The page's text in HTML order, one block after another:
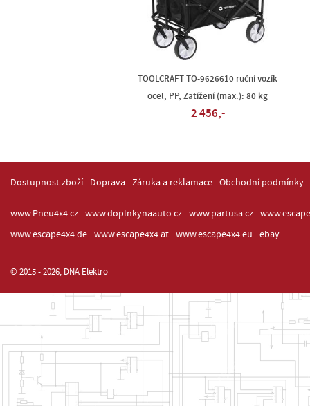
TOOLCRAFT TO-9626610 ruční vozík
ocel, PP, Zatížení (max.): 80 kg
2 456,-
Dostupnost zboží Doprava Záruka a reklamace Obchodní podmínky
www.Pneu4x4.cz www.doplnkynaauto.cz www.partusa.cz
www.escape4x4.de
www.escape4x4.at www.escape4x4.eu ebay
© 2015 - 2026, DNA Elektro